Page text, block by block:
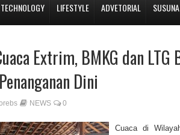
TECHNOLOGY LIFESTYLE ADVETORIAL
Extrim, BMKG dan LTG
Dini
NEWS 0
Cuaca di